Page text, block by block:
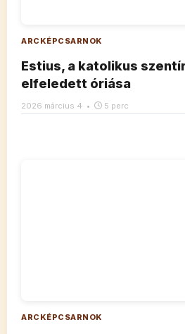
ARCKÉPCSARNOK
Estius, a katolikus
elfeledett óriása
2026 március 4 • 5 perc
ARCKÉPCSARNOK